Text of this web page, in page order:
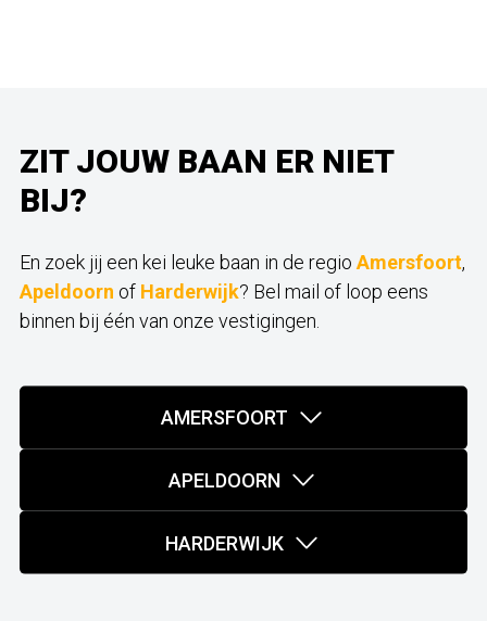
ZIT JOUW BAAN ER NIET
BIJ?
En zoek jij een kei leuke baan in de regio Amersfoort,
Apeldoorn of Harderwijk? Bel mail of loop eens
binnen bij één van onze vestigingen.
AMERSFOORT
APELDOORN
HARDERWIJK